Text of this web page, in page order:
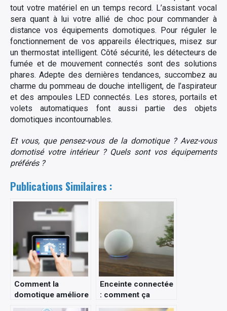
tout votre matériel en un temps record. L’assistant vocal
sera quant à lui votre allié de choc pour commander à
distance vos équipements domotiques. Pour réguler le
fonctionnement de vos appareils électriques, misez sur
un thermostat intelligent. Côté sécurité, les détecteurs de
fumée et de mouvement connectés sont des solutions
phares. Adepte des dernières tendances, succombez au
charme du pommeau de douche intelligent, de l’aspirateur
et des ampoules LED connectés. Les stores, portails et
volets automatiques font aussi partie des objets
domotiques incontournables.
Et vous, que pensez-vous de la domotique ? Avez-vous
domotisé votre intérieur ? Quels sont vos équipements
préférés ?
Publications Similaires :
Comment la
domotique améliore
Enceinte connectée
: comment ça